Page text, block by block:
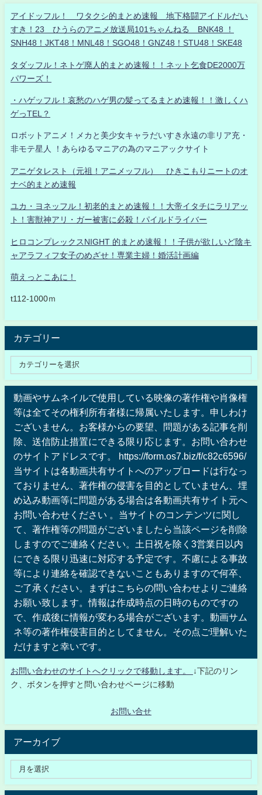
アイドッフル！ ワタクシ的まとめ速報 地下格闘アイドルだい
すき！23 ひうらのアニメ放送局101ちゃんねる BNK48 ！
SNH48！JKT48！MNL48！SGO48！GNZ48！STU48！SKE48
タダッフル！ネトゲ廃人的まとめ速報！！ネット乞食DE2000万
パワーズ！
・ハゲッフル！哀愁のハゲ男の髪ってるまとめ速報！！激しくハ
ゲっTEL？
ロボットアニメ！メカと美少女キャラだいすき永遠の非リア充・
非モテ星人 ！あらゆるマニアの為のマニアックサイト
アニゲタレスト（元祖！アニメッフル） ひきこもりニートのオ
ナベ的まとめ速報
ユカ・ヨネッフル！初老的まとめ速報！！大帝イタチにラリアッ
ト！害獣神アリ・ガー被害に必殺！パイルドライバー
ヒロコンプレックスNIGHT 的まとめ速報！！子供が欲しいど陰キ
ャアラフィフ女子のめざせ！専業主婦！婚活計画編
萌えっとこあに！
t112-1000ｍ
カテゴリー
動画やサムネイルで使用している映像の著作権や肖像権
等は全てその権利所有者様に帰属いたします。申しわけ
ございません。お客様からの要望、問題がある記事を削
除、送信防止措置にできる限り応じます。お問い合わせ
のサイトアドレスです。 https://form.os7.biz/f/c82c6596/
当サイトは各動画共有サイトへのアップロードは行なっ
ておりません、著作権の侵害を目的としていません、埋
め込み動画等に問題がある場合は各動画共有サイト元へ
お問い合わせください 。当サイトのコンテンツに関し
て、著作権等の問題がございましたら当該ページを削除
しますのでご連絡ください。土日祝を除く3営業日以内
にできる限り迅速に対応する予定です。不慮による事故
等により連絡を確認できないこともありますので何卒、
ご了承ください。まずはこちらの問い合わせよりご連絡
お願い致します。情報は作成時点の日時のものですの
で、作成後に情報が変わる場合がございます。動画サム
ネ等の著作権侵害目的としてません。その点ご理解いた
だけますと幸いです。
お問い合わせのサイトへクリックで移動します。
↓下記のリン
ク、ボタンを押すと問い合わせページに移動
お問い合せ
アーカイブ